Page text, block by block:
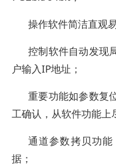
操作软件简洁直观
控制软件自动发现
户输入IP地址；
重要功能如参数复
工确认，从软件功能上
通道参数拷贝功
据；